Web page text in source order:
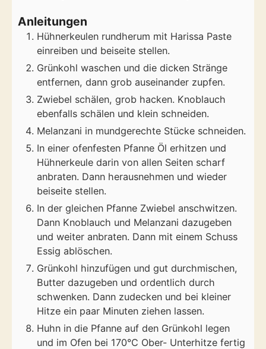
Anleitungen
Hühnerkeulen rundherum mit Harissa Paste
einreiben und beiseite stellen.
Grünkohl waschen und die dicken Stränge
entfernen, dann grob auseinander zupfen.
Zwiebel schälen, grob hacken. Knoblauch
ebenfalls schälen und klein schneiden.
Melanzani in mundgerechte Stücke schneiden.
In einer ofenfesten Pfanne Öl erhitzen und
Hühnerkeule darin von allen Seiten scharf
anbraten. Dann herausnehmen und wieder
beiseite stellen.
In der gleichen Pfanne Zwiebel anschwitzen.
Dann Knoblauch und Melanzani dazugeben
und weiter anbraten. Dann mit einem Schuss
Essig ablöschen.
Grünkohl hinzufügen und gut durchmischen,
Butter dazugeben und ordentlich durch
schwenken. Dann zudecken und bei kleiner
Hitze ein paar Minuten ziehen lassen.
Huhn in die Pfanne auf den Grünkohl legen
und im Ofen bei 170°C Ober- Unterhitze fertig